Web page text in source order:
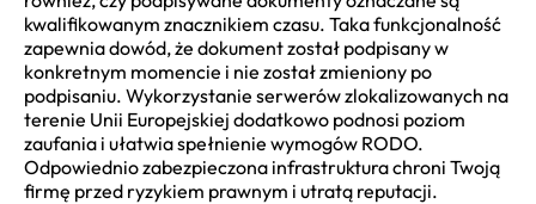
kwalifikowanym znacznikiem czasu. Taka funkcjonalność
zapewnia dowód, że dokument został podpisany w
konkretnym momencie i nie został zmieniony po
podpisaniu. Wykorzystanie serwerów zlokalizowanych na
terenie Unii Europejskiej dodatkowo podnosi poziom
zaufania i ułatwia spełnienie wymogów RODO.
Odpowiednio zabezpieczona infrastruktura chroni Twoją
firmę przed ryzykiem prawnym i utratą reputacji.